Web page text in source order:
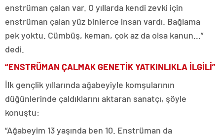
enstrüman çalan var. O yıllarda kendi zevki için
enstrüman çalan yüz binlerce insan vardı. Bağlama
pek yoktu. Cümbüş, keman, çok az da olsa kanun…”
dedi.
“ENSTRÜMAN ÇALMAK GENETİK YATKINLIKLA İLGİLİ”
İlk gençlik yıllarında ağabeyiyle komşularının
düğünlerinde çaldıklarını aktaran sanatçı, şöyle
konuştu:
“Ağabeyim 13 yaşında ben 10. Enstrüman da